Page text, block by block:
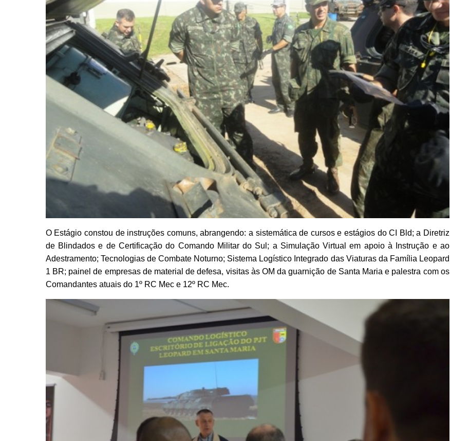
O Estágio constou de instruções comuns, abrangendo: a sistemática de cursos e estágios do CI Bld; a Diretriz
de Blindados e de Certificação do Comando Militar do Sul; a Simulação Virtual em apoio à Instrução e ao
Adestramento; Tecnologias de Combate Noturno; Sistema Logístico Integrado das Viaturas da Família Leopard
1 BR; painel de empresas de material de defesa, visitas às OM da guarnição de Santa Maria e palestra com os
Comandantes atuais do 1º RC Mec e 12º RC Mec.